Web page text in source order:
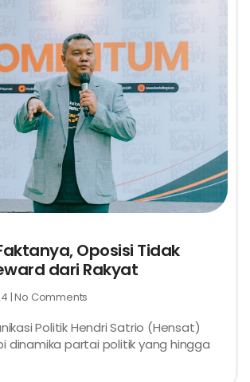
Oposisi Tidak
dari Rakyat
No Comments
Politik Hendri Satrio (Hensat)
dinamika partai politik yang hingga